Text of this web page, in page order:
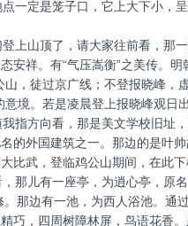
一定是笼子口，它上大下小，
上山顶了，请大家往前看，那
安祥。有“气压嵩衡”之美传。
山，徒过京广线；不登报晓峰，
意境。若是凌晨登上报晓峰观日
指方向看，那是美文学校旧址
的外国建筑之一。那边的是叶
比武，登临鸡公山期间，在此
那儿有一座亭，为逍心亭，原
那边有一池，为西人浴池。通
巧，四周树障林屏，鸟语花香